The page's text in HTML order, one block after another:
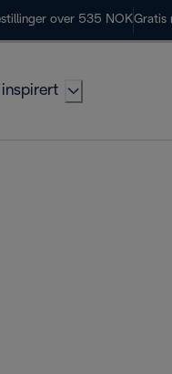
over 535 NOKGratis
inspirert